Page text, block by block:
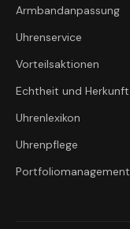
Armbandanpassung
Uhrenservice
Vorteilsaktionen
Echtheit und Herkunft
Uhrenlexikon
Uhrenpflege
Portfoliomanagement